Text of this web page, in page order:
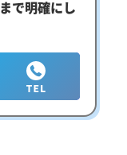
まで明確にし